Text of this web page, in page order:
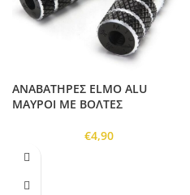
ΑΝΑΒΑΤΗΡΕΣ ELMO ALU
ΜΑΥΡΟΙ ΜΕ ΒΟΛΤΕΣ
€4,90